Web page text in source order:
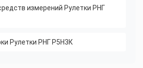
измерений Рулетки РНГ
Рулетки РНГ Р5Н3К